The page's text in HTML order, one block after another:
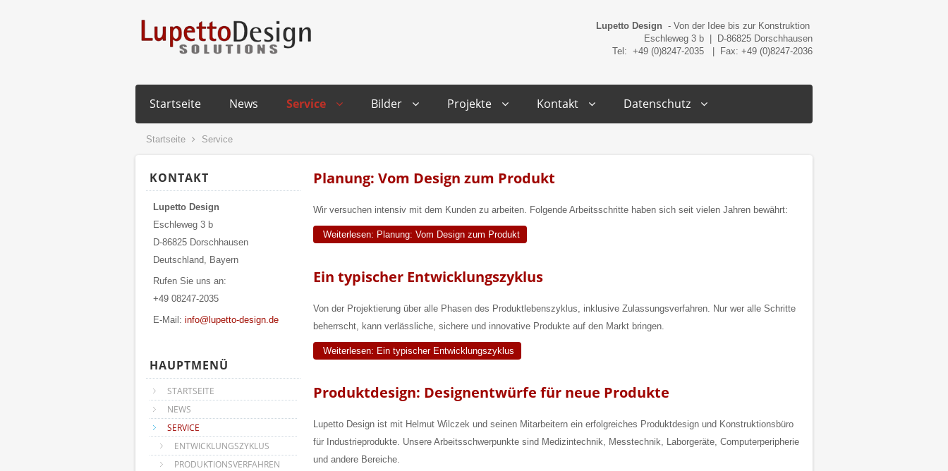
Lupetto Design - Von der Idee bis zur Konstruktion
Eschleweg 3 b | D-86825 Dorschhausen
Tel: +49 (0)8247-2035 | Fax: +49 (0)8247-2036
Startseite News Service Bilder Projekte Kontakt Datenschutz
Startseite Service
KONTAKT
Lupetto Design
Eschleweg 3 b
D-86825 Dorschhausen
Deutschland, Bayern
Rufen Sie uns an:
+49 08247-2035
E-Mail: info@lupetto-design.de
HAUPTMENÜ
STARTSEITE
NEWS
SERVICE
ENTWICKLUNGSZYKLUS
PRODUKTIONSVERFAHREN
Planung: Vom Design zum Produkt
Wir versuchen intensiv mit dem Kunden zu arbeiten. Folgende Arbeitsschritte haben sich seit vielen Jahren bewährt:
Weiterlesen: Planung: Vom Design zum Produkt
Ein typischer Entwicklungszyklus
Von der Projektierung über alle Phasen des Produktlebenszyklus, inklusive Zulassungsverfahren. Nur wer alle Schritte
beherrscht, kann verlässliche, sichere und innovative Produkte auf den Markt bringen.
Weiterlesen: Ein typischer Entwicklungszyklus
Produktdesign: Designentwürfe für neue Produkte
Lupetto Design ist mit Helmut Wilczek und seinen Mitarbeitern ein erfolgreiches Produktdesign und Konstruktionsbüro
für Industrieprodukte. Unsere Arbeitsschwerpunkte sind Medizintechnik, Messtechnik, Laborgeräte, Computerperipherie
und andere Bereiche.